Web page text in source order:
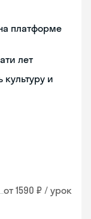
платформе
лет
культуру и
от 1590 ₽ / урок